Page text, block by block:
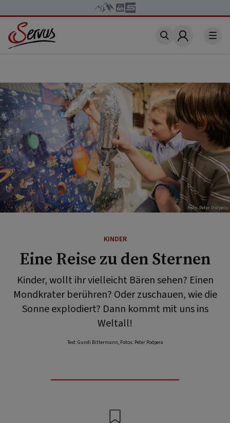
Account
Foto: Peter Podpera
KINDER
Eine Reise zu den Sternen
Kinder, wollt ihr vielleicht Bären sehen? Einen
Mondkrater berühren? Oder zuschauen, wie die
Sonne explodiert? Dann kommt mit uns ins
Weltall!
Text: Gundi Bittermann, Fotos: Peter Podpera